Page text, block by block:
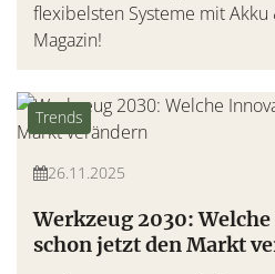
flexibelsten Systeme mit
Magazin!
Trends
26.11.2025
Werkzeug 2030:
schon jetzt den Markt